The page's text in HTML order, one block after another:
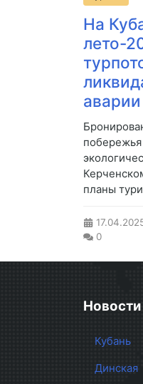
На
лето-
аварии
побережья
планы
0
Кубань
Динская